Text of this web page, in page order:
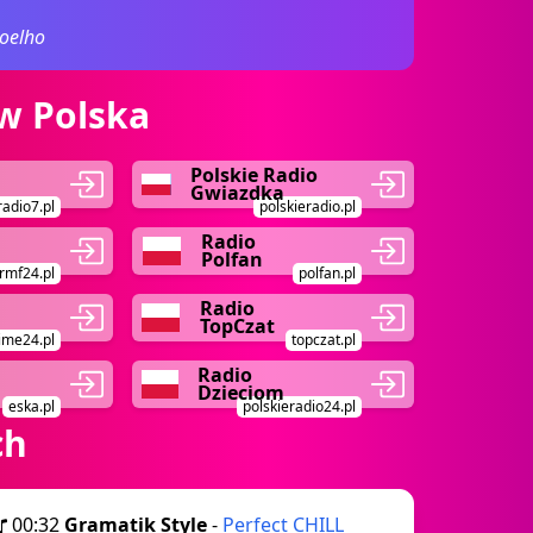
Polska
Polskie Radio
Gwiazdka
polskieradio.pl
Radio
Polfan
polfan.pl
Radio
TopCzat
topczat.pl
eska.pl
Radio
Dzieciom
polskieradio24.pl
00:32 Gramatik Style- Perfect CHILL